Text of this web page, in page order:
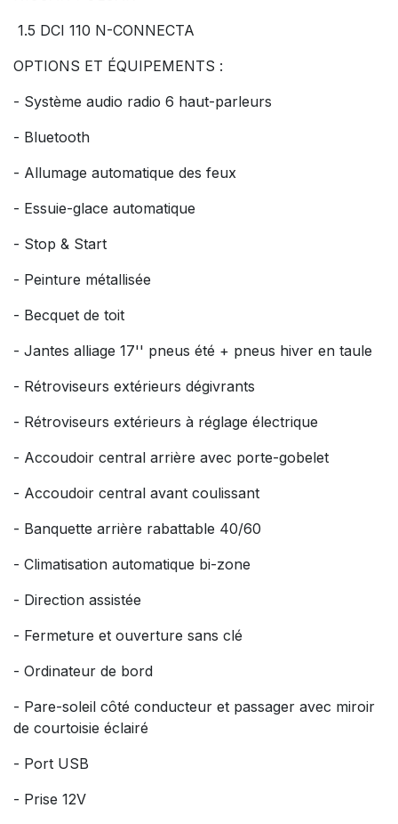
1.5 DCI 110 N-CONNECTA
OPTIONS ET ÉQUIPEMENTS :
- Système audio radio 6 haut-parleurs
- Bluetooth
- Allumage automatique des feux
- Essuie-glace automatique
- Stop & Start
- Peinture métallisée
- Becquet de toit
- Jantes alliage 17'' pneus été + pneus hiver en taule
- Rétroviseurs extérieurs dégivrants
- Rétroviseurs extérieurs à réglage électrique
- Accoudoir central arrière avec porte-gobelet
- Accoudoir central avant coulissant
- Banquette arrière rabattable 40/60
- Climatisation automatique bi-zone
- Direction assistée
- Fermeture et ouverture sans clé
- Ordinateur de bord
- Pare-soleil côté conducteur et passager avec miroir
de courtoisie éclairé
- Port USB
- Prise 12V